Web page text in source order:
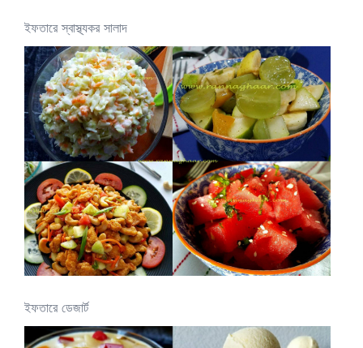
ইফতারে স্বাস্থ্যকর সালাদ
ইফতারে ডেজার্ট